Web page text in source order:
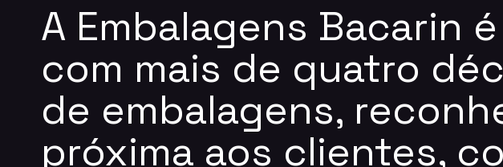
A Embalagens Bacarin
com mais de quatro
de embalagens,
próxima aos clientes,